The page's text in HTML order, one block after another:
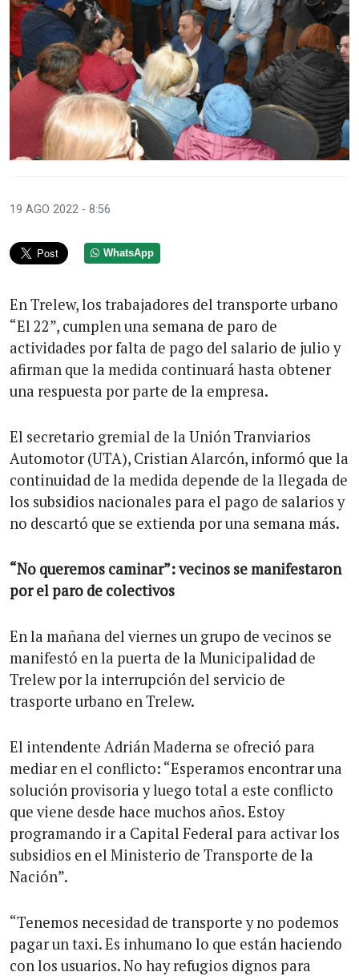
19 AGO 2022 - 8:56
WhatsApp
En Trelew, los trabajadores del transporte urbano
“El 22”, cumplen una semana de paro de
actividades por falta de pago del salario de julio y
afirman que la medida continuará hasta obtener
una respuesta por parte de la empresa.
El secretario gremial de la Unión Tranviarios
Automotor (UTA), Cristian Alarcón, informó que la
continuidad de la medida depende de la llegada de
los subsidios nacionales para el pago de salarios y
no descartó que se extienda por una semana más.
“No queremos caminar”: vecinos se manifestaron
por el paro de colectivos
En la mañana del viernes un grupo de vecinos se
manifestó en la puerta de la Municipalidad de
Trelew por la interrupción del servicio de
trasporte urbano en Trelew.
El intendente Adrián Maderna se ofreció para
mediar en el conflicto: “Esperamos encontrar una
solución provisoria y luego total a este conflicto
que viene desde hace muchos años. Estoy
programando ir a Capital Federal para activar los
subsidios en el Ministerio de Transporte de la
Nación”.
“Tenemos necesidad de transporte y no podemos
pagar un taxi. Es inhumano lo que están haciendo
con los usuarios. No hay refugios dignos para